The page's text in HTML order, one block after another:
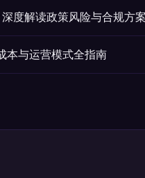
度解读政策风险与合规方
本与运营模式全指南